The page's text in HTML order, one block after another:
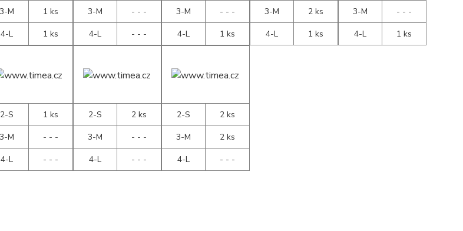
3-M
1 ks
4-L
1 ks
3-M
- - -
4-L
- - -
3-M
- - -
4-L
1 ks
3-M
2 ks
4-L
1 ks
3-M
- - -
4-L
1 ks
2-S
1 ks
3-M
- - -
4-L
- - -
2-S
2 ks
3-M
- - -
4-L
- - -
2-S
2 ks
3-M
2 ks
4-L
- - -